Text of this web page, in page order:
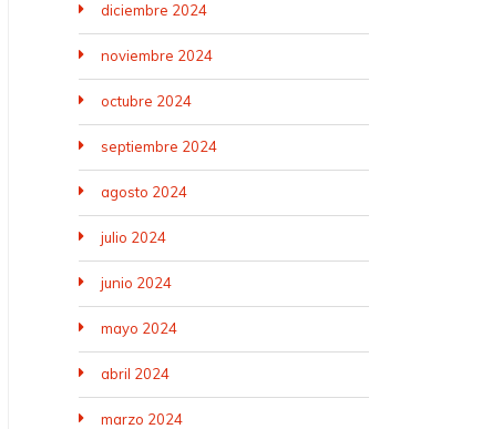
diciembre 2024
noviembre 2024
octubre 2024
septiembre 2024
agosto 2024
julio 2024
junio 2024
mayo 2024
abril 2024
marzo 2024